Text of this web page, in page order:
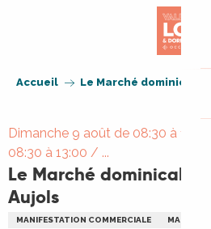
Accueil Le Marché dominical
Dimanche 9 août de 08:30 à
08:30 à 13:00 / ...
Le Marché dominical
Aujols
MANIFESTATION COMMERCIALE MARCHÉ